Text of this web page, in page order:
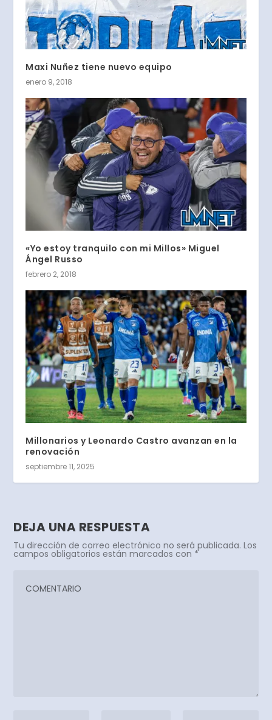
Maxi Nuñez tiene nuevo equipo
enero 9, 2018
«Yo estoy tranquilo con mi Millos» Miguel
Ángel Russo
febrero 2, 2018
Millonarios y Leonardo Castro avanzan en la
renovación
septiembre 11, 2025
DEJA UNA RESPUESTA
Tu dirección de correo electrónico no será publicada. Los
campos obligatorios están marcados con *